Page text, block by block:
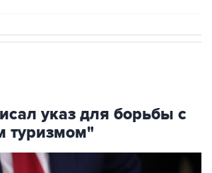
указ для борьбы с
туризмом"